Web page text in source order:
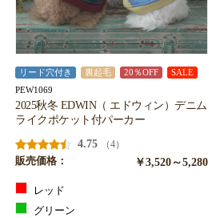
リード穴付き 裏起毛 20％OFF SALE
PEW1069
2025秋冬 EDWIN（ エドウィン）デニム
ライクポケット付パーカー
4.75
（4）
販売価格：
￥3,520～5,280
レッド
グリーン